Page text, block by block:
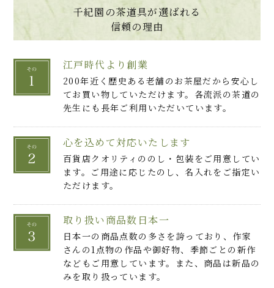
千紀園の茶道具が選ばれる
信頼の理由
江戸時代より創業
200年近く歴史ある老舗のお茶屋だから安心し
てお買い物していただけます。各流派の茶道の
先生にも長年ご利用いただいています。
心を込めて対応いたします
百貨店クオリティののし・包装をご用意してい
ます。ご用途に応じたのし、名入れをご指定い
ただけます。
取り扱い商品数日本一
日本一の商品点数の多さを誇っており、作家
さんの1点物の作品や御好物、季節ごとの新作
などもご用意しています。また、商品は新品の
みを取り扱っています。